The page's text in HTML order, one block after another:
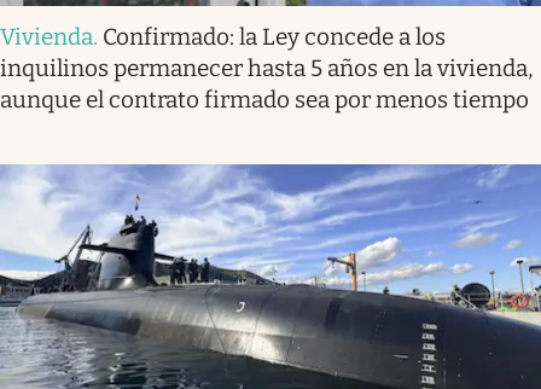
Vivienda. Confirmado: la Ley concede a los
inquilinos permanecer hasta 5 años en la vivienda,
aunque el contrato firmado sea por menos tiempo